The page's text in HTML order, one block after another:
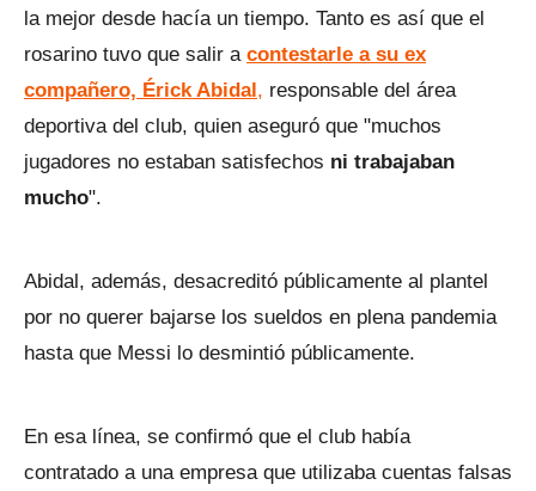
la mejor desde hacía un tiempo. Tanto es así que el
rosarino tuvo que salir a contestarle a su ex
compañero, Érick Abidal, responsable del área
deportiva del club, quien aseguró que "muchos
jugadores no estaban satisfechos ni trabajaban
mucho".
Abidal, además, desacreditó públicamente al plantel
por no querer bajarse los sueldos en plena pandemia
hasta que Messi lo desmintió públicamente.
En esa línea, se confirmó que el club había
contratado a una empresa que utilizaba cuentas falsas